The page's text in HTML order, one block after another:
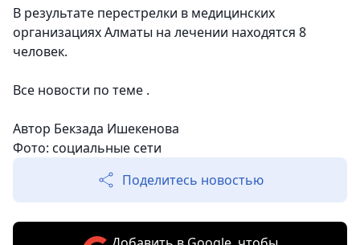
В результате перестрелки в медицинских
организациях Алматы на лечении находятся 8
человек.
Все новости по теме .
Автор Бекзада Ишекенова
Фото: социальные сети
Поделитесь новостью